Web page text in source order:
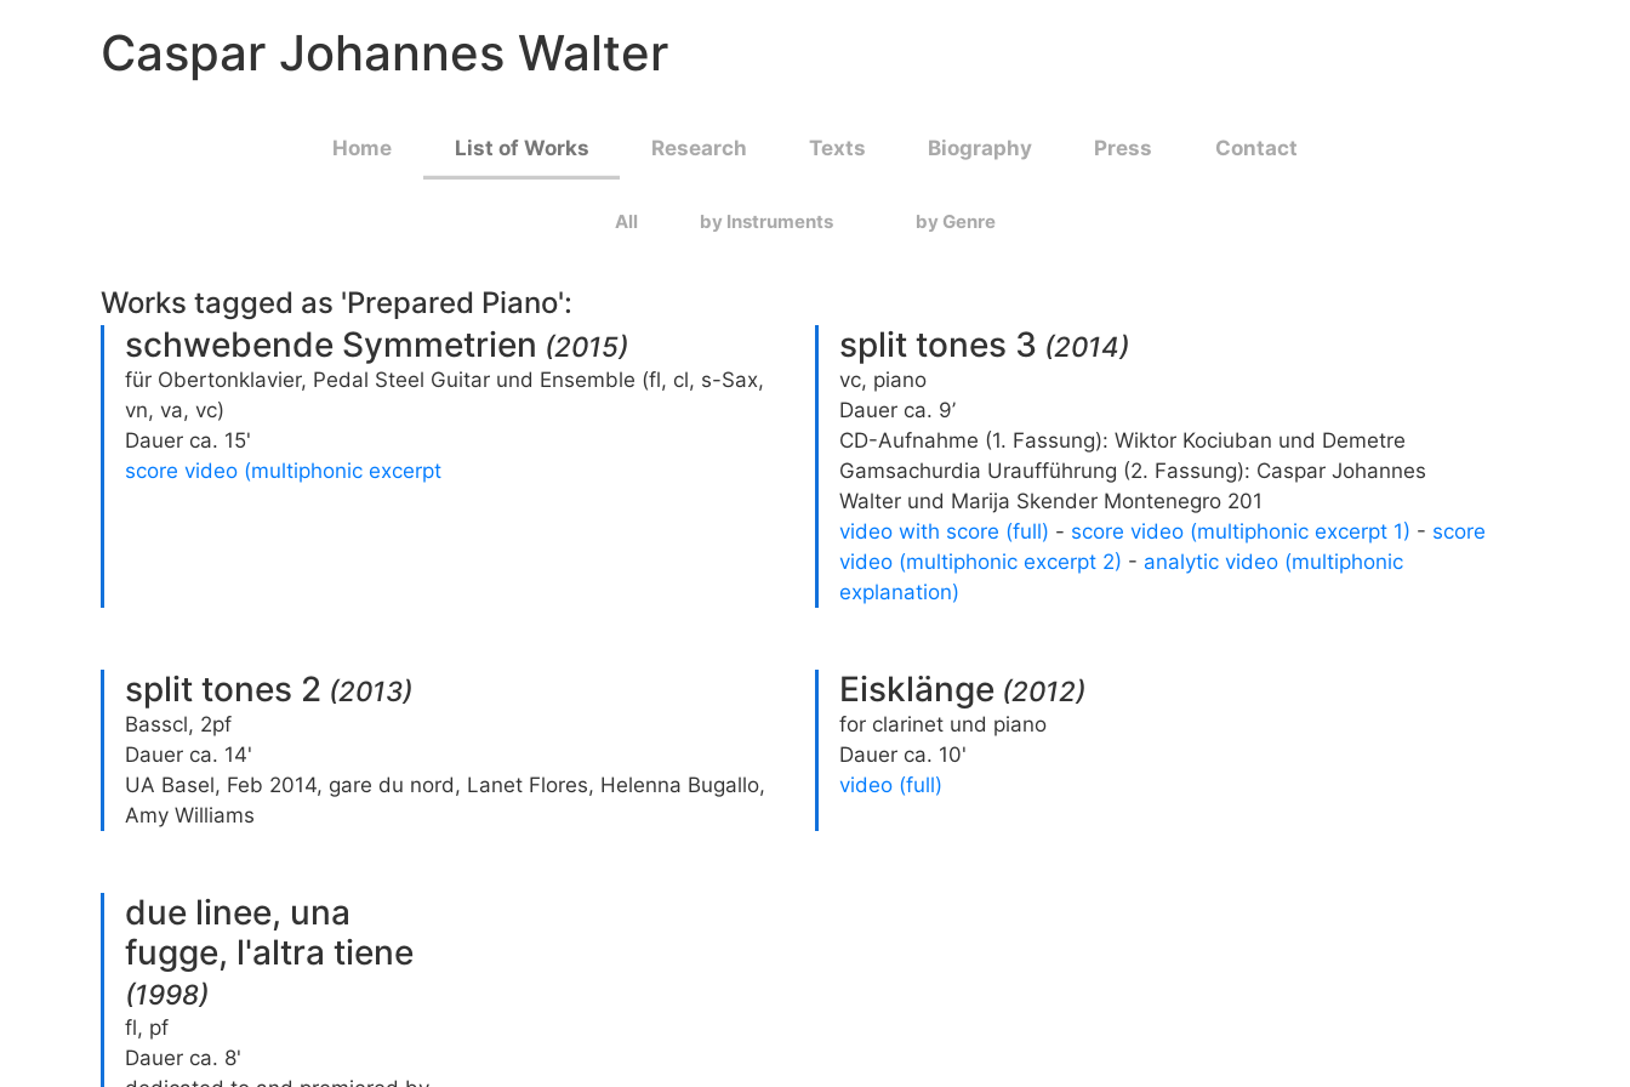
Caspar Johannes Walter
Home List of Works Research Texts Biography Press Contact
All by Instruments by Genre
Works tagged as 'Prepared Piano':
schwebende Symmetrien (2015)
für Obertonklavier, Pedal Steel Guitar und Ensemble (fl, cl, s-Sax,
vn, va, vc)
Dauer ca. 15'
score video (multiphonic excerpt
split tones 3 (2014)
vc, piano
Dauer ca. 9’
CD-Aufnahme (1. Fassung): Wiktor Kociuban und Demetre
Gamsachurdia Uraufführung (2. Fassung): Caspar Johannes
Walter und Marija Skender Montenegro 201
video with score (full) - score video (multiphonic excerpt 1) - score
video (multiphonic excerpt 2) - analytic video (multiphonic
explanation)
split tones 2 (2013)
Basscl, 2pf
Dauer ca. 14'
UA Basel, Feb 2014, gare du nord, Lanet Flores, Helenna Bugallo,
Amy Williams
Eisklänge (2012)
for clarinet und piano
Dauer ca. 10'
video (full)
due linee, una
fugge, l'altra tiene
(1998)
fl, pf
Dauer ca. 8'